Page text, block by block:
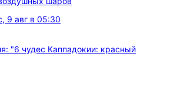
9 авг в 05:30